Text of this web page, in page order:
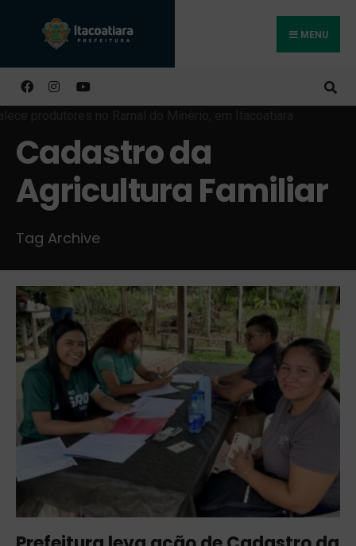
MENU
Cadastro da
Agricultura Familiar
Tag Archive
Buscar